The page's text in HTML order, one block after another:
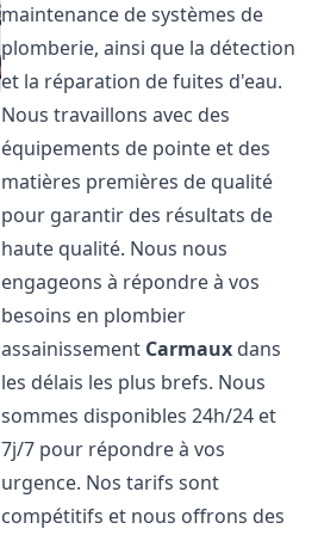
maintenance de systèmes de
plomberie, ainsi que la détection
et la réparation de fuites d'eau.
Nous travaillons avec des
équipements de pointe et des
matières premières de qualité
pour garantir des résultats de
haute qualité. Nous nous
engageons à répondre à vos
besoins en plombier
assainissement Carmaux dans
les délais les plus brefs. Nous
sommes disponibles 24h/24 et
7j/7 pour répondre à vos
urgence. Nos tarifs sont
compétitifs et nous offrons des